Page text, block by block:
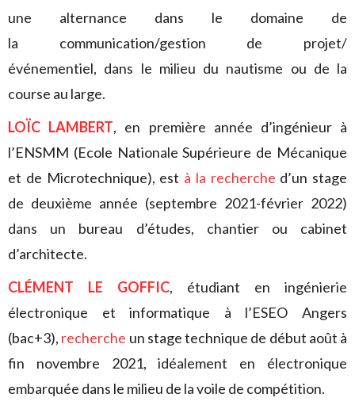
une alternance dans le domaine de
la communication/gestion de projet/
événementiel, dans le milieu du nautisme ou de la
course au large.
LOÏC LAMBERT, en première année d’ingénieur à
l’ENSMM (Ecole Nationale Supérieure de Mécanique
et de Microtechnique), est à la recherche d’un stage
de deuxième année (septembre 2021-février 2022)
dans un bureau d’études, chantier ou cabinet
d’architecte.
CLÉMENT LE GOFFIC, étudiant en ingénierie
électronique et informatique à l’ESEO Angers
(bac+3), recherche un stage technique de début août à
fin novembre 2021, idéalement en électronique
embarquée dans le milieu de la voile de compétition.